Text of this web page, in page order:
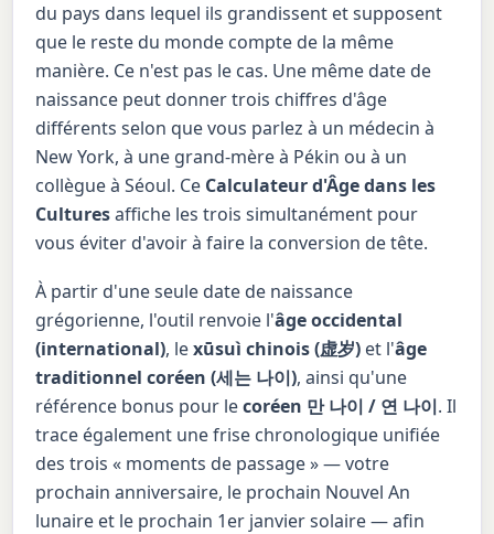
du pays dans lequel ils grandissent et supposent
que le reste du monde compte de la même
manière. Ce n'est pas le cas. Une même date de
naissance peut donner trois chiffres d'âge
différents selon que vous parlez à un médecin à
New York, à une grand-mère à Pékin ou à un
collègue à Séoul. Ce Calculateur d'Âge dans les
Culturesaffiche les trois simultanément pour
vous éviter d'avoir à faire la conversion de tête.
À partir d'une seule date de naissance
grégorienne, l'outil renvoie l'âge occidental
(international), lexūsuì chinois (虚岁) et l'âge
traditionnel coréen (세는 나이), ainsi qu'une
référence bonus pour lecoréen 만 나이 / 연 나이. Il
trace également une frise chronologique unifiée
des trois « moments de passage » — votre
prochain anniversaire, le prochain Nouvel An
lunaire et le prochain 1er janvier solaire — afin